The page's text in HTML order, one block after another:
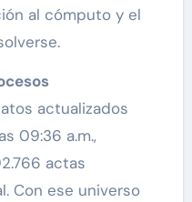
al cómputo y el
actualizados
09:36 a.m.,
actas
Con ese universo